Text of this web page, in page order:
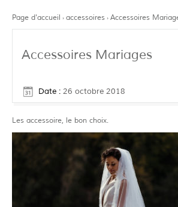
Page d'accueil › accessoires › Accessoires
Accessoires Mariages
Date : 26 octobre 2018
Les accessoire, le bon choix.